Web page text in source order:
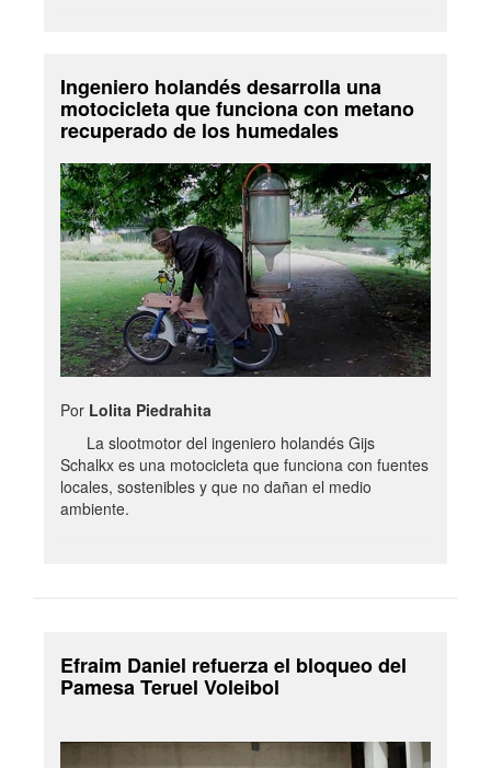
Ingeniero holandés desarrolla una
motocicleta que funciona con metano
recuperado de los humedales
Por Lolita Piedrahita
La slootmotor del ingeniero holandés Gijs
Schalkx es una motocicleta que funciona con fuentes
locales, sostenibles y que no dañan el medio
ambiente.
Efraim Daniel refuerza el bloqueo del
Pamesa Teruel Voleibol